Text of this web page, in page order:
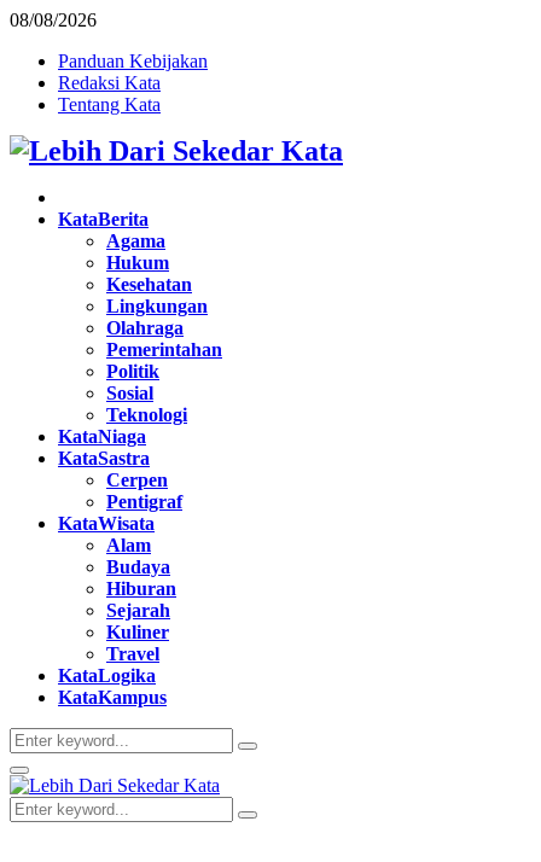
08/08/2026
Panduan Kebijakan
Redaksi Kata
Tentang Kata
Facebook
Twitter
Instagram
Pinterest
Youtube
KataBerita
Agama
Hukum
Kesehatan
Lingkungan
Olahraga
Pemerintahan
Politik
Sosial
Teknologi
KataNiaga
KataSastra
Cerpen
Pentigraf
KataWisata
Alam
Budaya
Hiburan
Sejarah
Kuliner
Travel
KataLogika
KataKampus
Search
for:
Search
Primary
Menu
Search
for:
Search